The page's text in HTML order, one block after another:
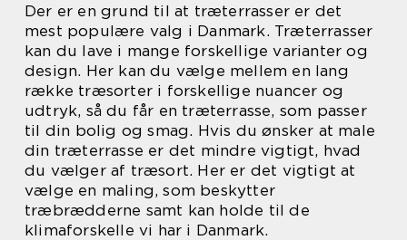
Der er en grund til at træterrasser er det
mest populære valg i Danmark. Træterrasser
kan du lave i mange forskellige varianter og
design. Her kan du vælge mellem en lang
række træsorter i forskellige nuancer og
udtryk, så du får en træterrasse, som passer
til din bolig og smag. Hvis du ønsker at male
din træterrasse er det mindre vigtigt, hvad
du vælger af træsort. Her er det vigtigt at
vælge en maling, som beskytter
træbrædderne samt kan holde til de
klimaforskelle vi har i Danmark.